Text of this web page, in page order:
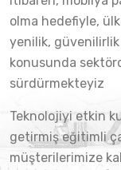
olma hedefiyle,
yenilik,
konusunda
sürdürmekteyiz
Teknolojiyi etkin
getirmiş eğitimli
müşterilerimize